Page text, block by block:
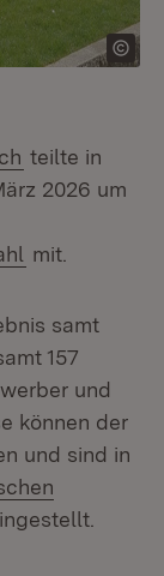
(Öffnet in
teilte in
2026 um
(Öffnet in
mit.
samt
157
und
können der
und sind in
in neuem